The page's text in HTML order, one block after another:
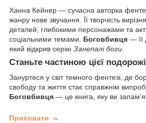
Ханна Кейнер — сучасна авторка
жанру нове звучання. Її творчість
деталей, глибокими персонажами та
соціальними темами. Боговбивця — її
який відкрив серію Занепалі боги
Станьте частиною цієї подорожі
Зануртеся у світ темного фентезі, де
свободу та життя стає справжнім
Боговбивця — це книга, яку ви
Приховати